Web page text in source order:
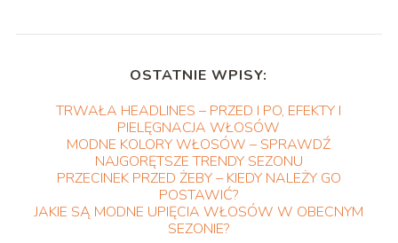
OSTATNIE WPISY:
TRWAŁA HEADLINES – PRZED I PO, EFEKTY I
PIELĘGNACJA WŁOSÓW
MODNE KOLORY WŁOSÓW – SPRAWDŹ
NAJGORĘTSZE TRENDY SEZONU
PRZECINEK PRZED ŻEBY – KIEDY NALEŻY GO
POSTAWIĆ?
JAKIE SĄ MODNE UPIĘCIA WŁOSÓW W OBECNYM
SEZONIE?